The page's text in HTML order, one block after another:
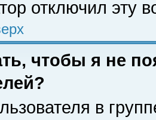
отключил эту
чтобы я не
в